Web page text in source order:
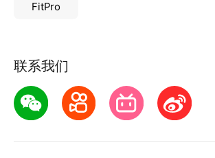
FitPro
联系我们